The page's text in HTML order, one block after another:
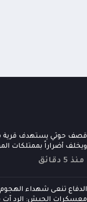
قصف حوثي يستهدف قرية
ويخلف أضراراً بممتلكات
منذ 5 دقائق
الدفاع تنعى شهداء
معسكرات الجيش: الرد آتٍ